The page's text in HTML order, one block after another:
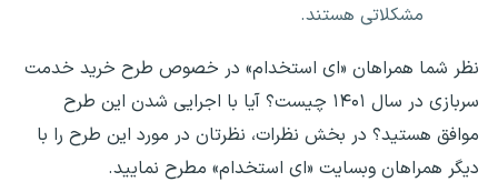
مشکلاتی هستند.
نظر شما همراهان «ای استخدام» در خصوص طرح خرید خدمت
سربازی در سال ۱۴۰۱ چیست؟ آیا با اجرایی شدن این طرح
موافق هستید؟ در بخش نظرات، نظرتان در مورد این طرح را با
دیگر همراهان وبسایت «ای استخدام» مطرح نمایید.